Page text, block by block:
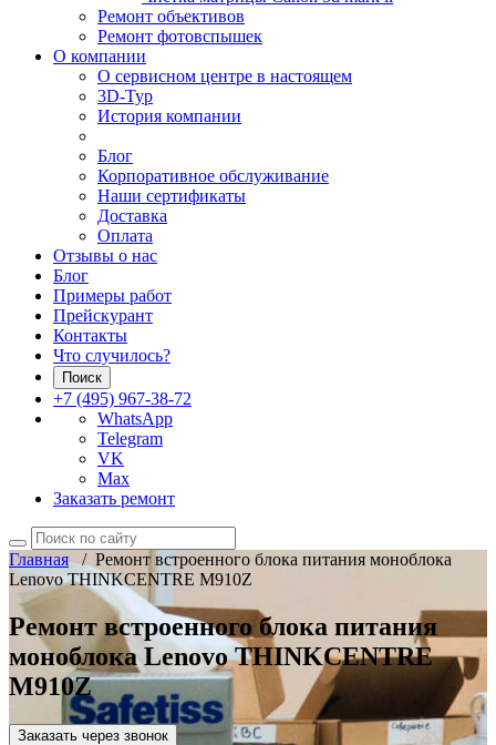
Ремонт объективов
Ремонт фотовспышек
О компании
О сервисном центре в настоящем
3D-Тур
История компании
Блог
Корпоративное обслуживание
Наши сертификаты
Доставка
Оплата
Отзывы о нас
Блог
Примеры работ
Прейскурант
Контакты
Что случилось?
Поиск
+7 (495) 967-38-72
WhatsApp
Telegram
VK
Max
Заказать ремонт
Главная/ Ремонт встроенного блока питания моноблока
Lenovo THINKCENTRE M910Z
Ремонт встроенного блока питания
моноблока Lenovo THINKCENTRE
M910Z
Заказать через звонок